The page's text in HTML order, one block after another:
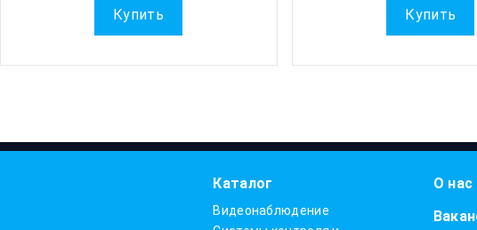
Купить Купить
Каталог
Видеонаблюдение
О нас